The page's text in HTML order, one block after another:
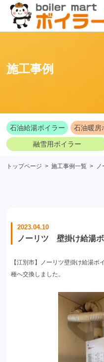
施工事例
石油給湯ボイラー 石油暖房
融雪用ボイラー
トップページ > 施工事例一覧 >
2023.04.10
ノーリツ 壁掛け給湯
【江別市】ノーリツ壁掛け給湯
種へ交換しました。